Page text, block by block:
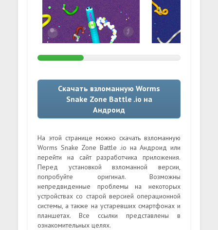
Скачать взломанную Worms
Snake Zone Battle .io на
Андроид
На этой странице можно скачать взломанную
Worms Snake Zone Battle .io на Андроид или
перейти на сайт разработчика приложения.
Перед установкой взломанной версии,
попробуйте оригинал. Возможны
непредвиденные проблемы на некоторых
устройствах со старой версией операционной
системы, а также на устаревших смартфонах и
планшетах. Все ссылки представлены в
ознакомительных целях.